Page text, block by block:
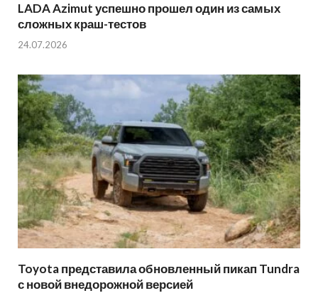
LADA Azimut успешно прошел один из самых
сложных краш-тестов
24.07.2026
Toyota представила обновленный пикап Tundra
с новой внедорожной версией